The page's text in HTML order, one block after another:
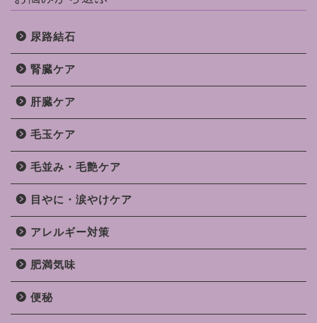
尿路結石
腎臓ケア
肝臓ケア
毛玉ケア
毛並み・毛艶ケア
目やに・涙やけケア
アレルギー対策
肥満気味
便秘